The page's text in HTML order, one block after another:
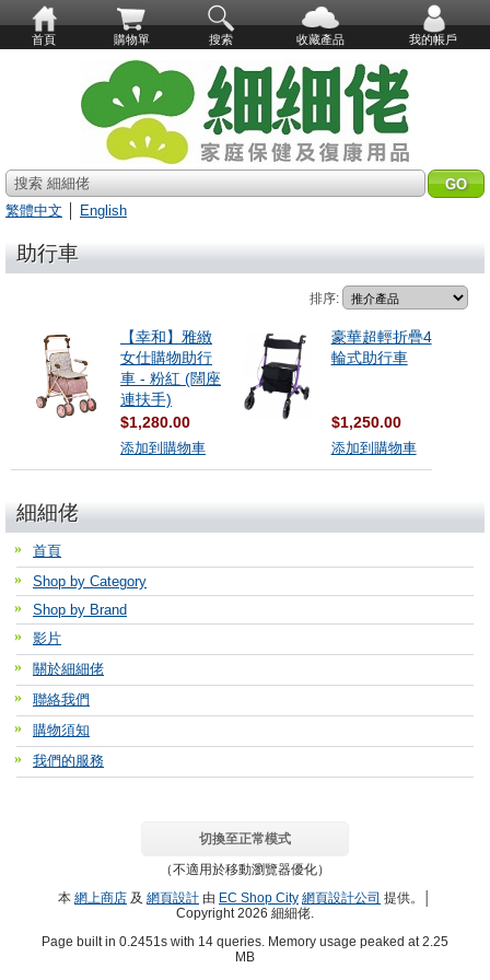
首頁 購物單 搜索 收藏產品 我的帳戶
搜索 細細佬
繁體中文
English
助行車
排序:
【幸和】雅緻
女仕購物助行
車 - 粉紅 (闊座
連扶手)
$1,280.00
添加到購物車
豪華超輕折疊4
輪式助行車
$1,250.00
添加到購物車
細細佬
首頁
Shop by Category
Shop by Brand
影片
關於細細佬
聯絡我們
購物須知
我們的服務
切換至正常模式
（不適用於移動瀏覽器優化）
本 網上商店 及 網頁設計 由 EC Shop City 網頁設計公司 提供。│
Copyright 2026 細細佬.
Page built in 0.2451s with 14 queries. Memory usage peaked at 2.25
MB